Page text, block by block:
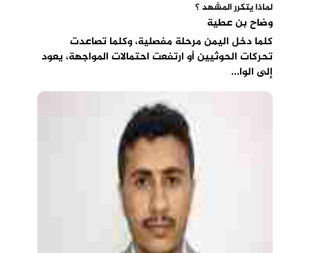
لماذا يتكرر المشهد ؟
وضاح بن عطية
كلما دخل اليمن مرحلة مفصلية، وكلما تصاعدت
تحركات الحوثيين أو ارتفعت احتمالات المواجهة، يعود
إلى الوا...